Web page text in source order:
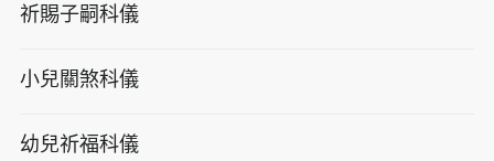
祈賜子嗣科儀
小兒關煞科儀
幼兒祈福科儀